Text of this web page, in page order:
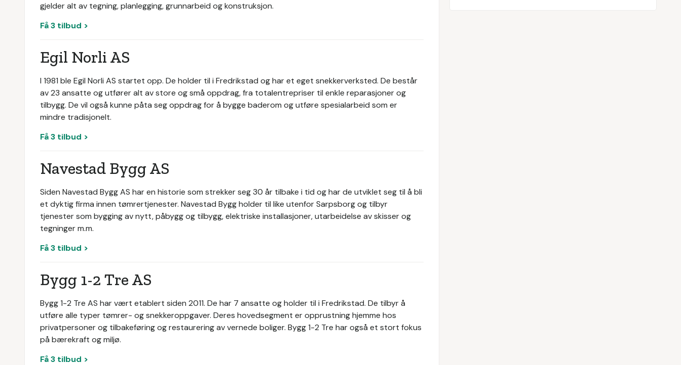
gjelder alt av tegning, planlegging, grunnarbeid og konstruksjon.
Få 3 tilbud >
Egil Norli AS
I 1981 ble Egil Norli AS startet opp. De holder til i Fredrikstad og har et eget snekkerverksted. De består
av 23 ansatte og utfører alt av store og små oppdrag, fra totalentrepriser til enkle reparasjoner og
tilbygg. De vil også kunne påta seg oppdrag for å bygge baderom og utføre spesialarbeid som er
mindre tradisjonelt.
Få 3 tilbud >
Navestad Bygg AS
Siden Navestad Bygg AS har en historie som strekker seg 30 år tilbake i tid og har de utviklet seg til å bli
et dyktig firma innen tømrertjenester. Navestad Bygg holder til like utenfor Sarpsborg og tilbyr
tjenester som bygging av nytt, påbygg og tilbygg, elektriske installasjoner, utarbeidelse av skisser og
tegninger m.m.
Få 3 tilbud >
Bygg 1-2 Tre AS
Bygg 1-2 Tre AS har vært etablert siden 2011. De har 7 ansatte og holder til i Fredrikstad. De tilbyr å
utføre alle typer tømrer- og snekkeroppgaver. Deres hovedsegment er opprustning hjemme hos
privatpersoner og tilbakeføring og restaurering av vernede boliger. Bygg 1-2 Tre har også et stort fokus
på bærekraft og miljø.
Få 3 tilbud >